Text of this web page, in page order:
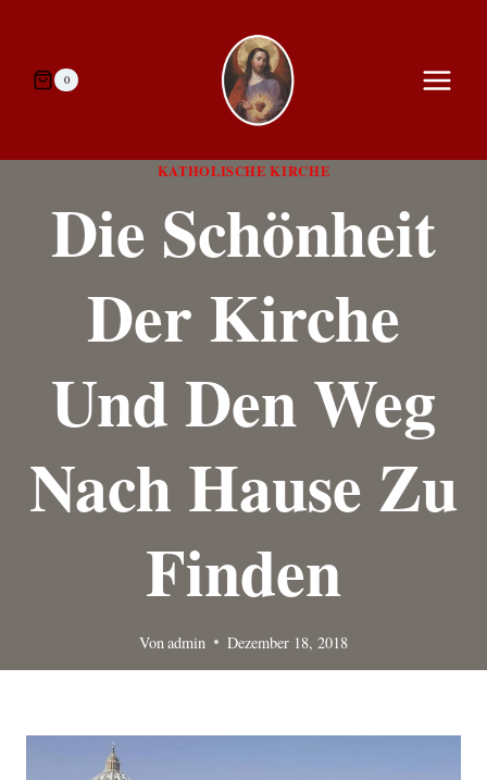
springen0
KATHOLISCHE KIRCHE
Die Schönheit
Der Kirche
Und Den Weg
Nach Hause Zu
Finden
Von admin Dezember 18, 2018